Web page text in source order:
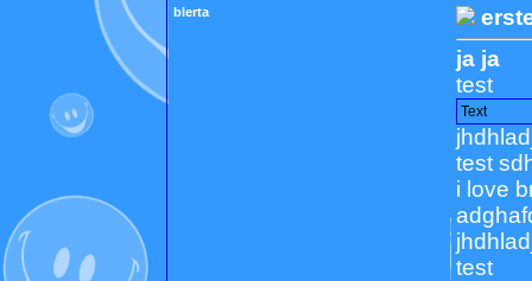
blerta
ja ja
test
Text
test
i love
test